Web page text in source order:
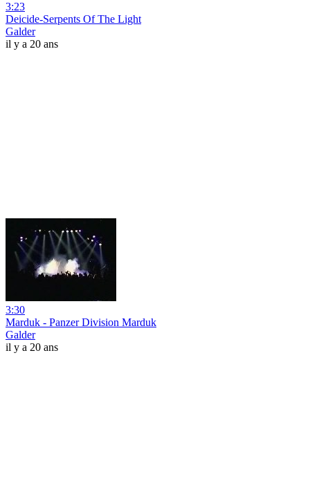
3:23
Deicide-Serpents Of The Light
Galder
il y a 20 ans
3:30
Marduk - Panzer Division Marduk
Galder
il y a 20 ans